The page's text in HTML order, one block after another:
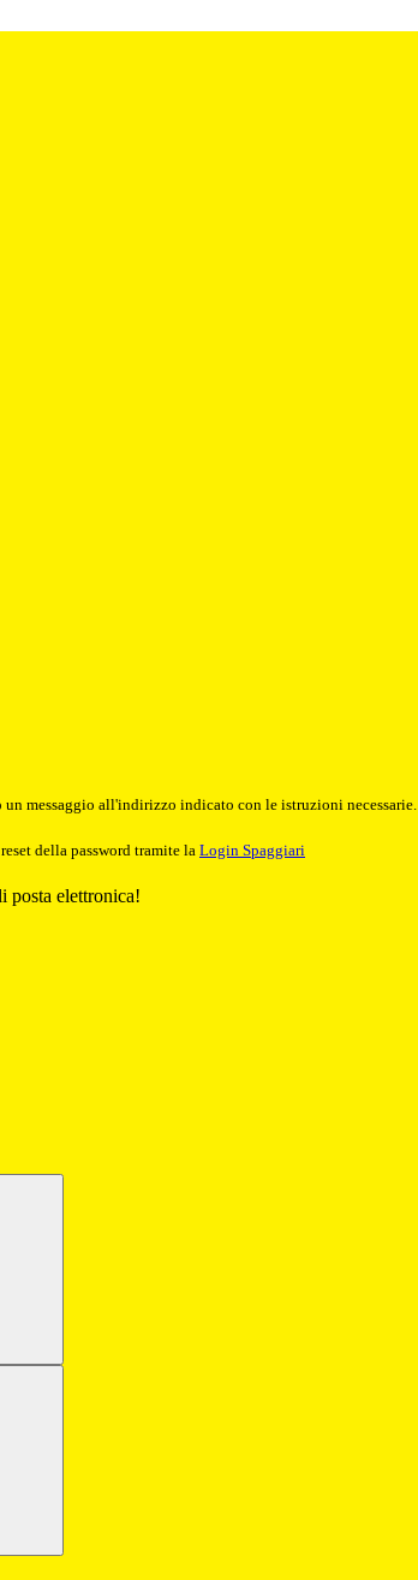
un messaggio all'indirizzo indicato con le istruzioni necessarie.
della password tramite la Login Spaggiari
posta elettronica!